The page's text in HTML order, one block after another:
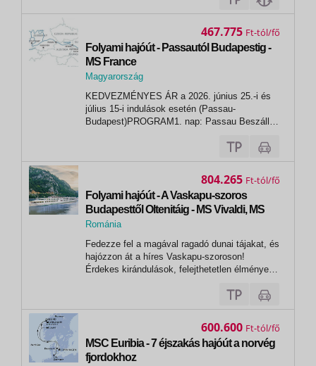
május 07., 23., július 24., augusztus 27.,
Folyami hajóút - Passautól Budapestig -
MS France
Magyarország
Budapest
KEDVEZMÉNYES ÁR a 2026. június 25.-i és
július 15-i indulások esetén (Passau-
Budapest)PROGRAM1. nap: Passau Beszállás
Engelhartszell gyönyörű vidéke felé. 2. nap:
Melk - Dürnstein - BécsA Duna egyik legszebb
467.775 Ft
Folyami hajóút - A Vaskapu-szoros
Budapesttől Oltenitáig - MS Vivaldi, MS
L'Europe
Románia
Fedezze fel a magával ragadó dunai tájakat, és
hajózzon át a híres Vaskapu-szoroson!
Érdekes kirándulások, felejthetetlen élmények
Vaskapu-szoros | Rusze | Oltenita |
Csernavoda | Fetesti | Tulcsa | Oltenita (9 nap/
804.265 Ft
MSC Euribia - 7 éjszakás hajóút a norvég
fjordokhoz
600.600 Ft